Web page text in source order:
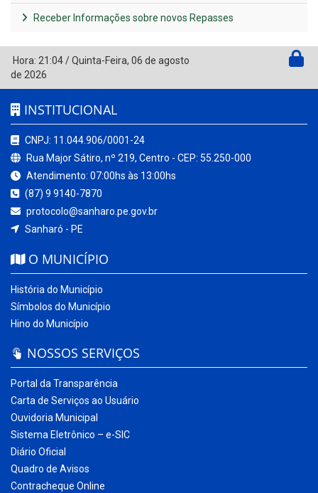
Receber Informações sobre novos Repasses
Hora: 21:04/Quinta-Feira, 06 de agosto
de 2026
INSTITUCIONAL
CNPJ: 11.044.906/0001-24
Rua Major Sátiro, nº 219, Centro - CEP: 55.250-000
Atendimento: 07:00hs às 13:00hs
(87) 9 9140-7870
protocolo@sanharo.pe.gov.br
Sanharó - PE
O MUNICÍPIO
História do Município
Símbolos do Município
Hino do Município
NOSSOS SERVIÇOS
Portal da Transparência
Carta de Serviços ao Usuário
Ouvidoria Municipal
Sistema Eletrônico – e-SIC
Diário Oficial
Quadro de Avisos
Contracheque Online